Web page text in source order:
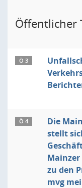
Öffentlicher
Ö 3
Ö 4
Die
stellt
zu den
mvg